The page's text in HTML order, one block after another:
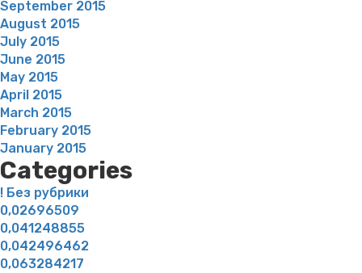
September 2015
August 2015
July 2015
June 2015
May 2015
April 2015
March 2015
February 2015
January 2015
Categories
! Без рубрики
0,02696509
0,041248855
0,042496462
0,063284217